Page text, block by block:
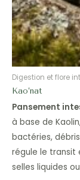
Digestion et flore
Kao’nat
Pansement
à base de
bactéries,
régule le transit
selles liquides